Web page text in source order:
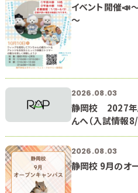
イベント開催📣
～
2026.08.03
静岡校 2027年
んへ（入試情報8/
2026.08.03
静岡校 9月のオ